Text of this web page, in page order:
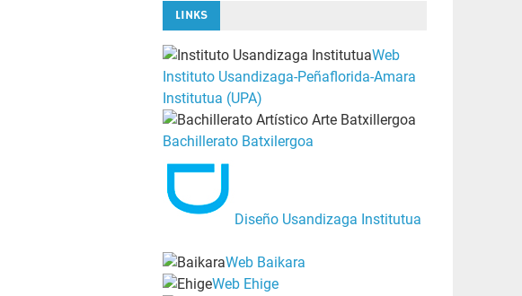
LINKS
Web
Instituto Usandizaga-Peñaflorida-Amara
Institutua (UPA)
Bachillerato Batxilergoa
Diseño Usandizaga Institutua
Web Baikara
Web Ehige